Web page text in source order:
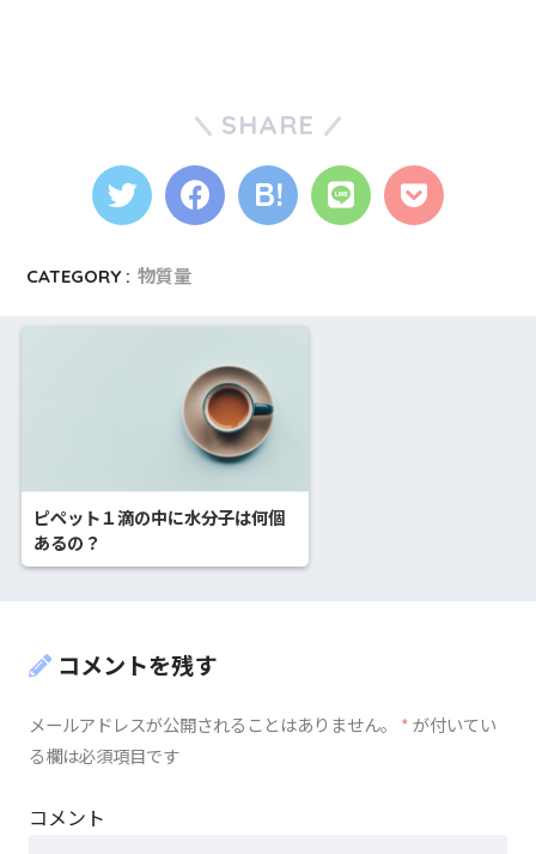
SHARE
CATEGORY : 物質量
ピペット１滴の中に水分子は何個
あるの？
コメントを残す
メールアドレスが公開されることはありません。 *が付いてい
る欄は必須項目です
コメント